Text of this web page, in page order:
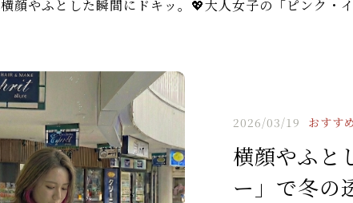
横顔やふとした瞬間にドキッ。💖大人女子の「ピンク・
2026/03/19 おすす
横顔やふと
ー」で冬の